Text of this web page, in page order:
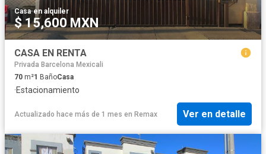
Casa·en alquiler
$ 15,600 MXN
CASA EN RENTA
Privada Barcelona Mexicali
70 m²1 BañoCasa
·Estacionamiento
Actualizado hace más de 1 mes en Remax Ver en detalle